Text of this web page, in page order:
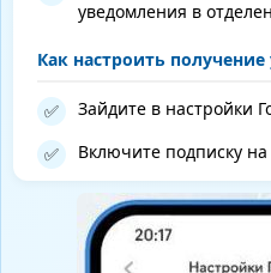
уведомления в
Как настроить
✅ Зайдите в настройки
✅ Включите подписку